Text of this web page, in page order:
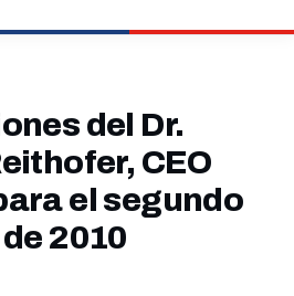
del Dr.
CEO
el segundo
2010